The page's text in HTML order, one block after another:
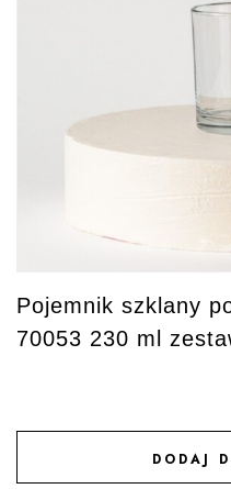
Pojemnik szklany
70053 230 ml
DODAJ
DODAJ